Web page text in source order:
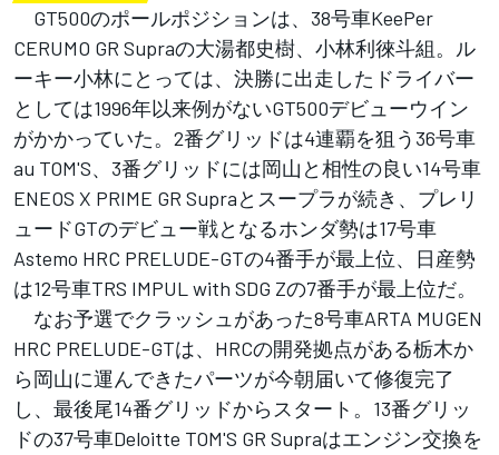
GT500のポールポジションは、38号車KeePer
CERUMO GR Supraの大湯都史樹、小林利徠斗組。ル
ーキー小林にとっては、決勝に出走したドライバー
としては1996年以来例がないGT500デビューウイン
がかかっていた。2番グリッドは4連覇を狙う36号車
au TOM'S、3番グリッドには岡山と相性の良い14号車
ENEOS X PRIME GR Supraとスープラが続き、プレリ
ュードGTのデビュー戦となるホンダ勢は17号車
Astemo HRC PRELUDE-GTの4番手が最上位、日産勢
は12号車TRS IMPUL with SDG Zの7番手が最上位だ。
なお予選でクラッシュがあった8号車ARTA MUGEN
HRC PRELUDE-GTは、HRCの開発拠点がある栃木か
ら岡山に運んできたパーツが今朝届いて修復完了
し、最後尾14番グリッドからスタート。13番グリッ
ドの37号車Deloitte TOM'S GR Supraはエンジン交換を